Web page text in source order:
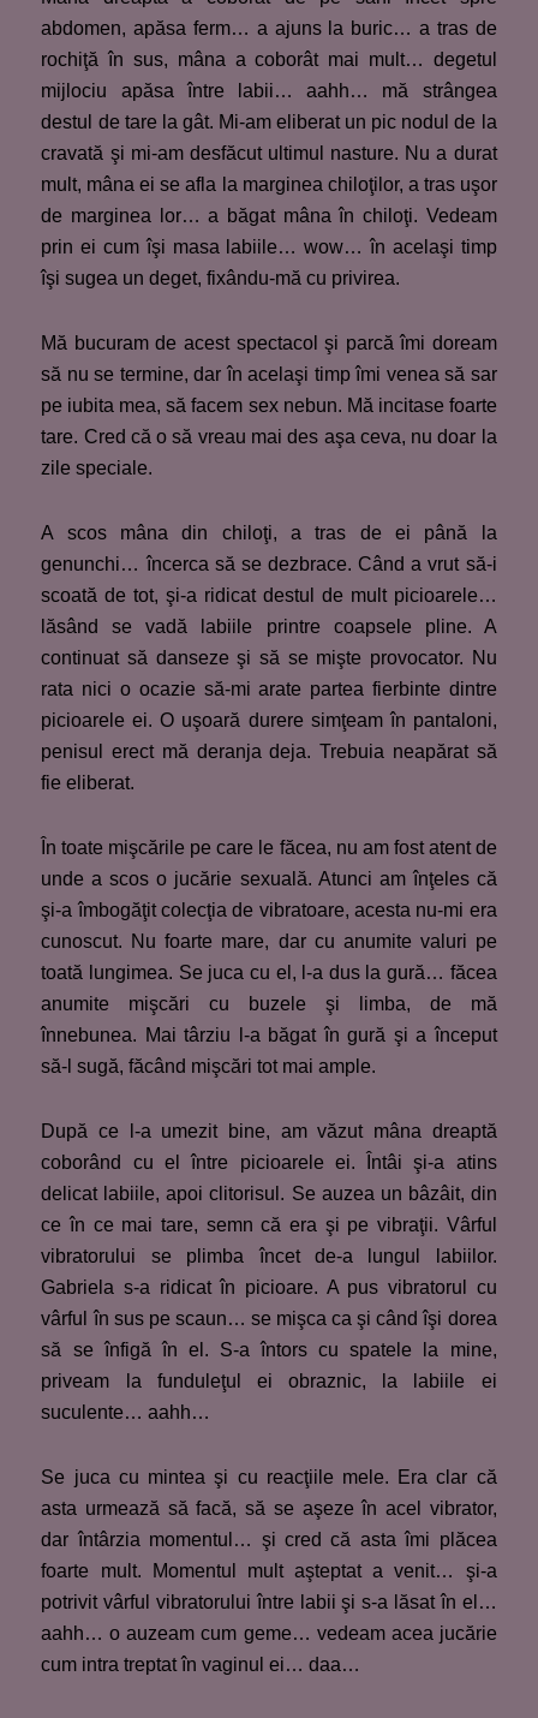
abdomen, apăsa ferm… a ajuns la buric… a tras de
rochiţă în sus, mâna a coborât mai mult… degetul
mijlociu apăsa între labii… aahh… mă strângea
destul de tare la gât. Mi-am eliberat un pic nodul de la
cravată şi mi-am desfăcut ultimul nasture. Nu a durat
mult, mâna ei se afla la marginea chiloţilor, a tras uşor
de marginea lor… a băgat mâna în chiloţi. Vedeam
prin ei cum îşi masa labiile… wow… în acelaşi timp
îşi sugea un deget, fixându-mă cu privirea.
Mă bucuram de acest spectacol şi parcă îmi doream
să nu se termine, dar în acelaşi timp îmi venea să sar
pe iubita mea, să facem sex nebun. Mă incitase foarte
tare. Cred că o să vreau mai des aşa ceva, nu doar la
zile speciale.
A scos mâna din chiloţi, a tras de ei până la
genunchi… încerca să se dezbrace. Când a vrut să-i
scoată de tot, şi-a ridicat destul de mult picioarele…
lăsând se vadă labiile printre coapsele pline. A
continuat să danseze şi să se mişte provocator. Nu
rata nici o ocazie să-mi arate partea fierbinte dintre
picioarele ei. O uşoară durere simţeam în pantaloni,
penisul erect mă deranja deja. Trebuia neapărat să
fie eliberat.
În toate mişcările pe care le făcea, nu am fost atent de
unde a scos o jucărie sexuală. Atunci am înţeles că
şi-a îmbogăţit colecţia de vibratoare, acesta nu-mi era
cunoscut. Nu foarte mare, dar cu anumite valuri pe
toată lungimea. Se juca cu el, l-a dus la gură… făcea
anumite mişcări cu buzele şi limba, de mă
înnebunea. Mai târziu l-a băgat în gură şi a început
să-l sugă, făcând mişcări tot mai ample.
După ce l-a umezit bine, am văzut mâna dreaptă
coborând cu el între picioarele ei. Întâi şi-a atins
delicat labiile, apoi clitorisul. Se auzea un bâzâit, din
ce în ce mai tare, semn că era şi pe vibraţii. Vârful
vibratorului se plimba încet de-a lungul labiilor.
Gabriela s-a ridicat în picioare. A pus vibratorul cu
vârful în sus pe scaun… se mişca ca şi când îşi dorea
să se înfigă în el. S-a întors cu spatele la mine,
priveam la funduleţul ei obraznic, la labiile ei
suculente… aahh…
Se juca cu mintea şi cu reacţiile mele. Era clar că
asta urmează să facă, să se aşeze în acel vibrator,
dar întârzia momentul… şi cred că asta îmi plăcea
foarte mult. Momentul mult aşteptat a venit… şi-a
potrivit vârful vibratorului între labii şi s-a lăsat în el…
aahh… o auzeam cum geme… vedeam acea jucărie
cum intra treptat în vaginul ei… daa…